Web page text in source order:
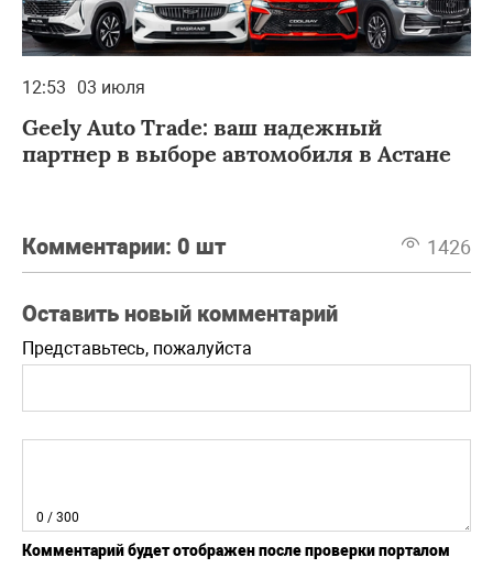
12:53 03 июля
Geely Auto Trade: ваш надежный
партнер в выборе автомобиля в Астане
Комментарии: 0 шт 1426
Оставить новый комментарий
Представьтесь, пожалуйста
0 / 300
Комментарий будет отображен после проверки порталом